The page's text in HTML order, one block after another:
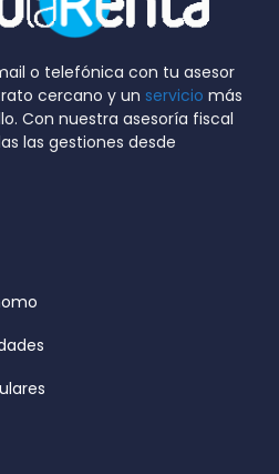
o telefónica con tu asesor
cercano y un servicio más
Con nuestra asesoría fiscal
las gestiones desde